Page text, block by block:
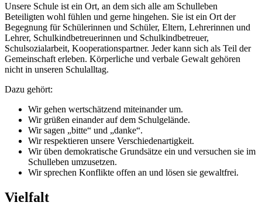
Unsere Schule ist ein Ort, an dem sich alle am Schulleben
Beteiligten wohl fühlen und gerne hingehen. Sie ist ein Ort der
Begegnung für Schülerinnen und Schüler, Eltern, Lehrerinnen und
Lehrer, Schulkindbetreuerinnen und Schulkindbetreuer,
Schulsozialarbeit, Kooperationspartner. Jeder kann sich als Teil der
Gemeinschaft erleben. Körperliche und verbale Gewalt gehören
nicht in unseren Schulalltag.
Dazu gehört:
Wir gehen wertschätzend miteinander um.
Wir grüßen einander auf dem Schulgelände.
Wir sagen „bitte“ und „danke“.
Wir respektieren unsere Verschiedenartigkeit.
Wir üben demokratische Grundsätze ein und versuchen sie im
Schulleben umzusetzen.
Wir sprechen Konflikte offen an und lösen sie gewaltfrei.
Vielfalt